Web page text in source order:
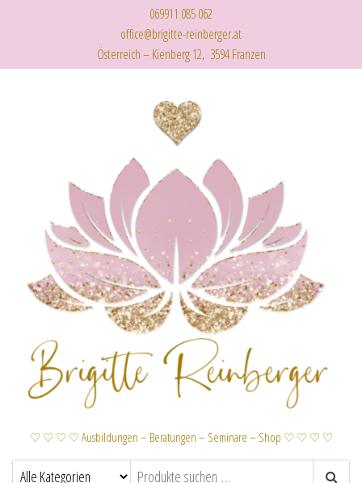
069911 085 062
office@brigitte-reinberger.at
Österreich – Kienberg 12, 3594 Franzen
♡ ♡ ♡ ♡ Ausbildungen – Beratungen – Seminare – Shop ♡ ♡ ♡ ♡